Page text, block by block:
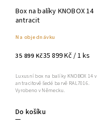
Box na balíky KNOBOX 14
antracit
Na objednávku
35 899 Kč35 899 Kč / 1 ks
Do košíku
Luxusní box na balíky KNOBOX 14 v
antracitově šedé barvě RAL7016.
Vyrobeno v Německu.